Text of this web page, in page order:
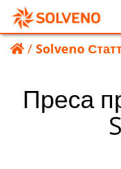
/ Solveno
Преса